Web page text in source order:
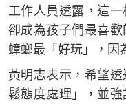
工作人員透露，這
卻成為孩子們最喜
蟑螂最「好玩」，因
黃明志表示，希望
鬆態度處理」，並強